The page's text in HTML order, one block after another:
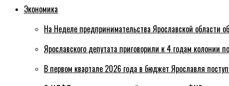
Экономика
На Неделе предпринимательства Ярославской области
Ярославского депутата приговорили к 4 годам колонии
В первом квартале 2026 года в бюджет Ярославля